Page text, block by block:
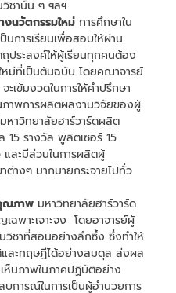
ชานั้น ๆ ฯลฯ
งนวัตกรรมใหม่ การศึกษาใน
นการเรียนเพื่อสอบให้ผ่าน
ประสงค์ให้ผู้เรียนทุกคนต้อง
หม่ที่เป็นต้นฉบับ โดยคณาจารย์
ะเข้มงวดในการให้คำปรึกษา
าพการผลิตผลงานวิจัยของผู้
หาวิทยาลัยฮาร์วาร์ดผลิต
15 รางวัล พูลิตเซอร์ 15
ละมีส่วนในการผลิตผู้
ต่างๆ มากมายกระจายไปทั่ว
ณภาพ มหาวิทยาลัยฮาร์วาร์ด
ฉพาะเจาะจง โดยอาจารย์ผู้
วิชาที่สอนอย่างลึกซึ้ง ซึ่งทำให้
และทฤษฎีได้อย่างสมดุล ส่งผล
เห็นภาพในภาคปฏิบัติอย่าง
บการณ์ในการเป็นผู้อำนวยการ